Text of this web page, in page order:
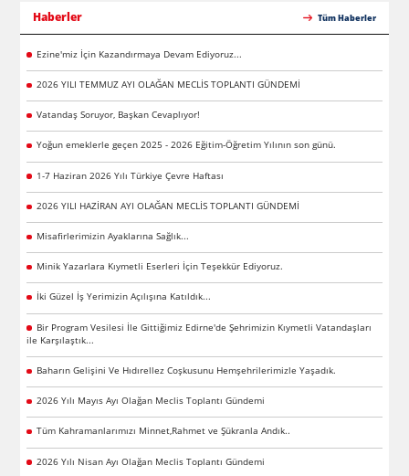
Haberler Tüm Haberler
Ezine'miz İçin Kazandırmaya Devam Ediyoruz...
2026 YILI TEMMUZ AYI OLAĞAN MECLİS TOPLANTI GÜNDEMİ
Vatandaş Soruyor, Başkan Cevaplıyor!
Yoğun emeklerle geçen 2025 - 2026 Eğitim-Öğretim Yılının son günü.
1-7 Haziran 2026 Yılı Türkiye Çevre Haftası
2026 YILI HAZİRAN AYI OLAĞAN MECLİS TOPLANTI GÜNDEMİ
Misafirlerimizin Ayaklarına Sağlık...
Minik Yazarlara Kıymetli Eserleri İçin Teşekkür Ediyoruz.
İki Güzel İş Yerimizin Açılışına Katıldık...
Bir Program Vesilesi İle Gittiğimiz Edirne'de Şehrimizin Kıymetli Vatandaşları
ile Karşılaştık...
Baharın Gelişini Ve Hıdırellez Coşkusunu Hemşehrilerimizle Yaşadık.
2026 Yılı Mayıs Ayı Olağan Meclis Toplantı Gündemi
Tüm Kahramanlarımızı Minnet,Rahmet ve Şükranla Andık..
2026 Yılı Nisan Ayı Olağan Meclis Toplantı Gündemi